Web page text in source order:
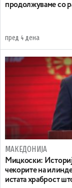
продолжуваме со
пред 4 дена
МАКЕДОНИЈА
Мицкоски:
чекорите на
истата храброст